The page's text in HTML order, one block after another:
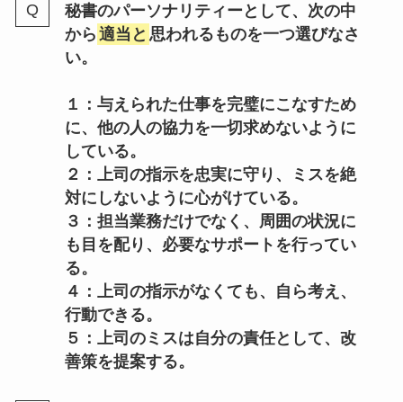
秘書のパーソナリティーとして、次の中
から 適当と 思われるものを一つ選びなさ
い。
１：与えられた仕事を完璧にこなすため
に、他の人の協力を一切求めないように
している。
２：上司の指示を忠実に守り、ミスを絶
対にしないように心がけている。
３：担当業務だけでなく、周囲の状況に
も目を配り、必要なサポートを行ってい
る。
４：上司の指示がなくても、自ら考え、
行動できる。
５：上司のミスは自分の責任として、改
善策を提案する。